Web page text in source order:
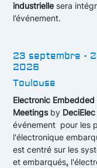
industrielle sera
l’événement.
23 septembre -
2026
Toulouse
Electronic
Meetingsby
événement pour les
l'électronique
est centré sur les
et embarqués,